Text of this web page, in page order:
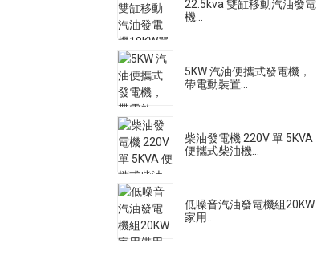
22.5kva 雙缸移動汽油發電
機...
5KW 汽油便攜式發電機，
帶電動裝置...
柴油發電機 220V 單 5KVA
便攜式柴油機...
低噪音汽油發電機組20KW
家用...